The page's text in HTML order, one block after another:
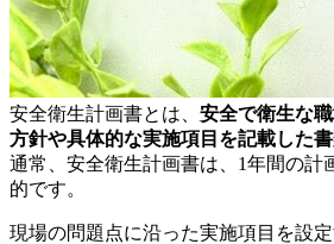
安全衛生計画書とは、 安全で衛生な
方針や具体的な実施項目を記載した
通常、安全衛生計画書は、1年間の計
的です。
現場の問題点に沿った実施項目を設